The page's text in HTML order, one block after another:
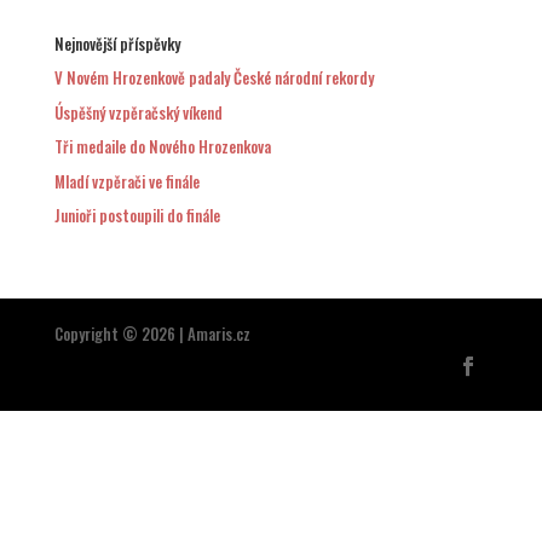
Nejnovější příspěvky
V Novém Hrozenkově padaly České národní rekordy
Úspěšný vzpěračský víkend
Tři medaile do Nového Hrozenkova
Mladí vzpěrači ve finále
Junioři postoupili do finále
Copyright © 2026 | Amaris.cz